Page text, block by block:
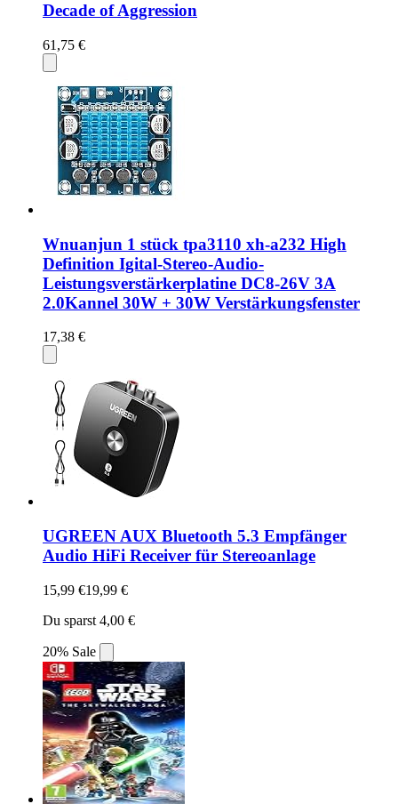
Decade of Aggression
61,75 €
Wnuanjun 1 stück tpa3110 xh-a232 High
Definition Igital-Stereo-Audio-
Leistungsverstärkerplatine DC8-26V 3A
2.0Kannel 30W + 30W Verstärkungsfenster
17,38 €
UGREEN AUX Bluetooth 5.3 Empfänger
Audio HiFi Receiver für Stereoanlage
15,99 €19,99 €
Du sparst 4,00 €
20% Sale